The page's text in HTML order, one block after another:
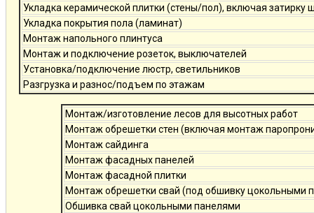
Укладка керамической плитки (стены/пол), включая затирку
Укладка покрытия пола (ламинат)
Монтаж напольного плинтуса
Монтаж и подключение розеток, выключателей
Установка/подключение люстр, светильников
Разгрузка и разнос/подъем по этажам
Монтаж/изготовление лесов для высотных работ
Монтаж обрешетки стен (включая монтаж
Монтаж сайдинга
Монтаж фасадных панелей
Монтаж фасадной плитки
Монтаж обрешетки свай (под обшивку цокольными
Обшивка свай цокольными панелями